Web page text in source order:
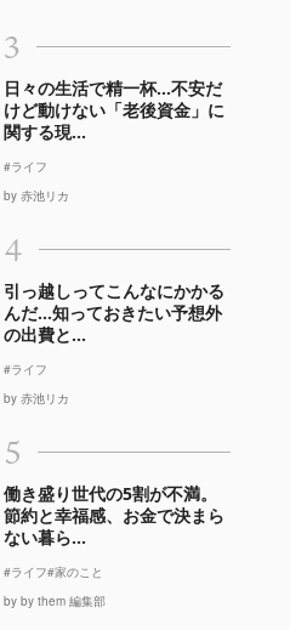
3
日々の生活で精一杯…不安だ
けど動けない「老後資金」に
関する現...
#ライフ
by 赤池リカ
4
引っ越しってこんなにかかる
んだ…知っておきたい予想外
の出費と...
#ライフ
by 赤池リカ
5
働き盛り世代の5割が不満。
節約と幸福感、お金で決まら
ない暮ら...
#ライフ#家のこと
by by them 編集部